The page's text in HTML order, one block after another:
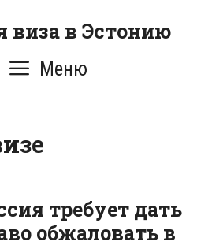
виза в Эстонию
Меню
требует дать
обжаловать в